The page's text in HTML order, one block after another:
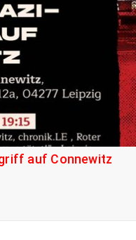
auf Connewitz